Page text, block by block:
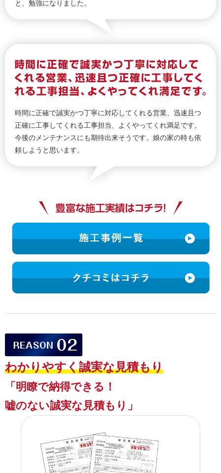
と、勉強になりました。
時間に正確で誠実かつ丁寧に対応してくれる営業、迅速且つ
正確に工事してくれる工事担当、よくやってくれ満足です。
今後のメンテナンスにも期待出来そうです。娘の家の時も依
頼しようと思います。
わかりやすく誠実な見積もり
「明瞭で納得できる！
嘘のない誠実な見積もり」